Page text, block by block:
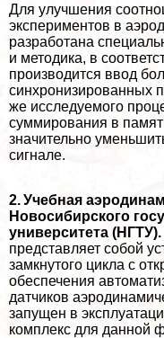
Для улучшения
экспериментов в
разработана
и методика, в
производится ввод
синхронизированных
же исследуемого
суммирования в
значительно
сигнале.
2. Учебная
Новосибирского
университета (НГТУ).
представляет собой
замкнутого цикла с
обеспечения
датчиков
запущен в
комплекс для данной